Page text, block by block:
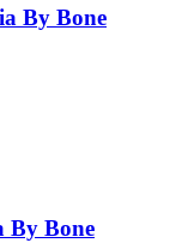
By Bone
By Bone